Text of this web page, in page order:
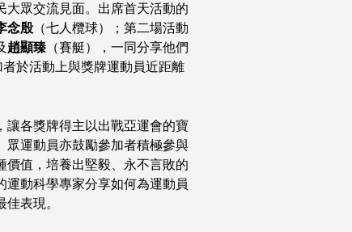
大眾交流見面。出席首天活動的
念殷 （七人欖球）；第二場活動
趙顯臻 （賽艇），一同分享他們
於活動上與獎牌運動員近距離
讓各獎牌得主以出戰亞運會的寶
眾運動員亦鼓勵參加者積極參與
價值，培養出堅毅、永不言敗的
動科學專家分享如何為運動員
表現。